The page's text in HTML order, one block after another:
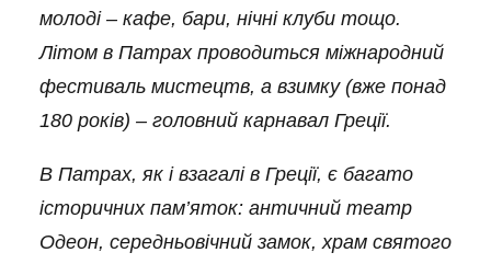
молоді – кафе, бари, нічні клуби тощо.
Літом в Патрах проводиться міжнародний
фестиваль мистецтв, а взимку(вже понад
180 років) – головний карнавал Греції.
В Патрах, як і взагалі в Греції, є багато
історичних пам’яток: античний театр
Одеон, середньовічний замок,храм святого